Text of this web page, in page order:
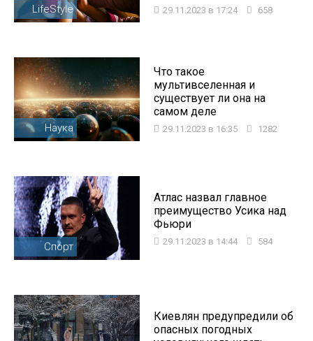
LifeStyle 29.11.2023 в 17:24 658
Наука
Что такое
мультивселенная и
существует ли она на
самом деле
29.11.2023 в 16:35 1282
Спорт
Атлас назвал главное
преимущество Усика над
Фьюри
29.11.2023 в 14:44 584
Киевлян предупредили об
опасных погодных